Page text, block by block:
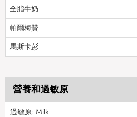
全脂牛奶
帕爾梅贊
馬斯卡彭
營養和過敏原
過敏原: Milk